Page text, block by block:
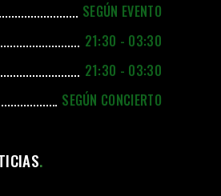
SEGÚN EVENTO
21:30 - 03:30
21:30 - 03:30
SEGÚN CONCIERTO